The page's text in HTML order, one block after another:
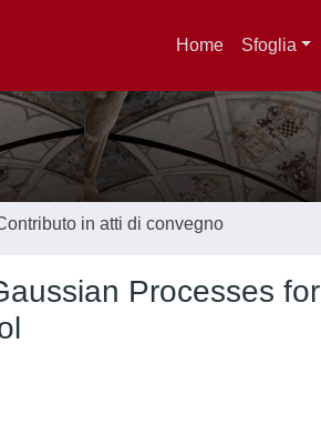
Home Sfoglia
in atti di convegno
Processes for